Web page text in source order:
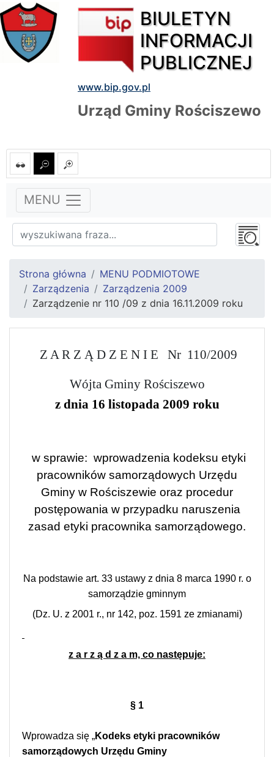
BIULETYN
INFORMACJI
PUBLICZNEJ
www.bip.gov.pl
Urząd Gminy Rościszewo
MENU
Strona główna
MENU PODMIOTOWE
Zarządzenia
Zarządzenia 2009
Zarządzenie nr 110 /09 z dnia 16.11.2009 roku
Z A R Z Ą D Z E N I E Nr 110/2009
Wójta Gminy Rościszewo
z dnia 16 listopada 2009 roku
w sprawie: wprowadzenia kodeksu etyki
pracowników samorządowych Urzędu
Gminy w Rościszewie oraz procedur
postępowania w przypadku naruszenia
zasad etyki pracownika samorządowego.
Na podstawie art. 33 ustawy z dnia 8 marca 1990 r. o
samorządzie gminnym
(Dz. U. z 2001 r., nr 142, poz. 1591 ze zmianami)
z a r z ą d z a m, co następuje:
§ 1
Wprowadza się „Kodeks etyki pracowników
samorządowych Urzędu Gminy